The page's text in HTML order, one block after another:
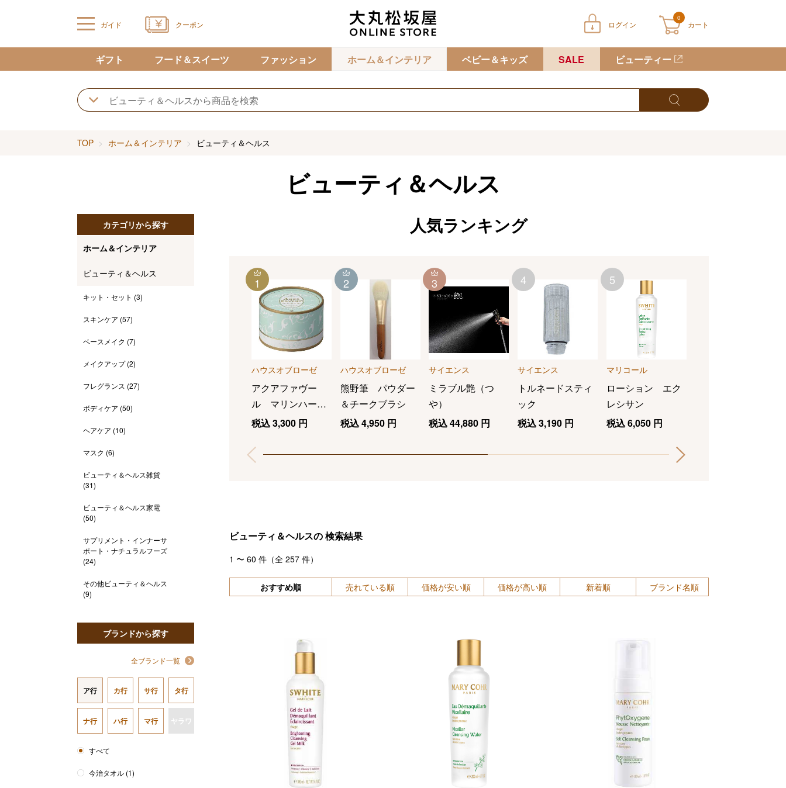
ガイド クーポン ログイン
0
カート
カートに商品が入っていません
ギフト フード＆スイーツ ファッション ホーム＆インテリア ベビー＆キッズ SALE ビューティー
TOP ホーム＆インテリア ビューティ＆ヘルス
ビューティ＆ヘルス
人気ランキング
ハウスオブローゼ
アクアファヴー
ル マリンハーブ
スパ ボディパウ
税込3,300円
1
ハウスオブローゼ
熊野筆 パウダー
＆チークブラシ
税込4,950円
2
サイエンス
ミラブル艶（つ
や）
税込44,880 円
3
サイエンス
トルネードスティ
ック
税込3,190 円
4
マリコール
ローション エク
レシサン
税込6,050円
5
ビューティ＆ヘルスの検索結果
1 〜 60 件（全 257 件）
おすすめ順 売れている順 価格が安い順 価格が高い順 新着順 ブランド名順
カテゴリから探す
ホーム＆インテリア
ビューティ＆ヘルス
キット・セット (3)
スキンケア (57)
ベースメイク (7)
メイクアップ(2)
フレグランス (27)
ボディケア (50)
ヘアケア (10)
マスク (6)
ビューティ＆ヘルス雑貨
(31)
ビューティ＆ヘルス家電
(50)
サプリメント・インナーサ
ポート・ナチュラルフーズ
(24)
その他ビューティ＆ヘルス
(9)
ブランドから探す
全ブランド一覧
ア行 カ行 サ行 タ行
ナ行 ハ行 マ行 ヤラワ
すべて
今治タオル (1)